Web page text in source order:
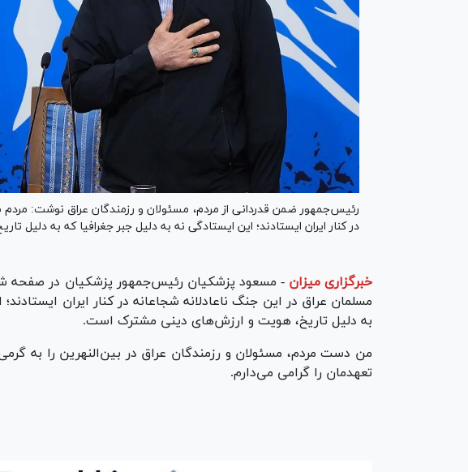
رئیس‌جمهور ضمن قدردانی از مردم، مسئولان و رزمندگان عراق نوشت: مردم
در کنار ایران ایستادند؛ این ایستادگی نه به دلیل جبر جغرافیا که به
خبرگزاری میزان - مسعود پزشکیان رئیس‌جمهور پزشکیان در
مسلمان عراق در این جنگ ناعادلانه شجاعانه در کنار ایران
به دلیل تاریخ، هویت و ارزش‌های دینی مشترک است.
من دست مردم، مسئولان و رزمندگان عراق در بین‌النهرین را به
تعهدمان را گرامی می‌دارم.